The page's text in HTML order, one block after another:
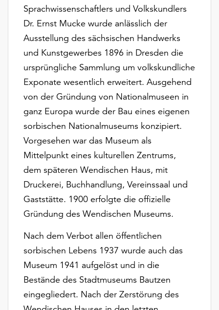
auch
ohne
Einverständnis
weiterhin
ausgeführt.
Möchten
verwendeten
anpassen,
erreichen
Einstellungen
über
„Auswählen“.
Weitere
Informationen
finden
Sprachwissenschaftlers und Volkskundlers
Dr. Ernst Mucke wurde anlässlich der
Ausstellung des sächsischen Handwerks
und Kunstgewerbes 1896 in Dresden die
ursprüngliche Sammlung um volkskundliche
Exponate wesentlich erweitert. Ausgehend
von der Gründung von Nationalmuseen in
ganz Europa wurde der Bau eines eigenen
sorbischen Nationalmuseums konzipiert.
Vorgesehen war das Museum als
Mittelpunkt eines kulturellen Zentrums,
dem späteren Wendischen Haus, mit
Druckerei, Buchhandlung, Vereinssaal und
Gaststätte. 1900 erfolgte die offizielle
Gründung des Wendischen Museums.
Nach dem Verbot allen öffentlichen
sorbischen Lebens 1937 wurde auch das
Museum 1941 aufgelöst und in die
Bestände des Stadtmuseums Bautzen
eingegliedert. Nach der Zerstörung des